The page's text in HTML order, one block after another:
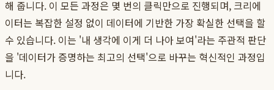
해 줍니다. 이 모든 과정은 몇 번의 클릭만으로 진행되며, 크리에
이터는 복잡한 설정 없이 데이터에 기반한 가장 확실한 선택을 할
수 있습니다. 이는 '내 생각에 이게 더 나아 보여'라는 주관적 판단
을 '데이터가 증명하는 최고의 선택'으로 바꾸는 혁신적인 과정입
니다.